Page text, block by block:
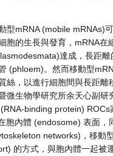
型mRNA (mobile mRNAs)
胞的生長與發育，mRNA在
達成，長距離
(phloem)。然而移動型
絲，以進行細胞間與長距離
微生物學研究所余天心副研
binding protein) ROCs
胞內體 (endosome) 表面，
networks)，移動
的方式，與胞內體一起被